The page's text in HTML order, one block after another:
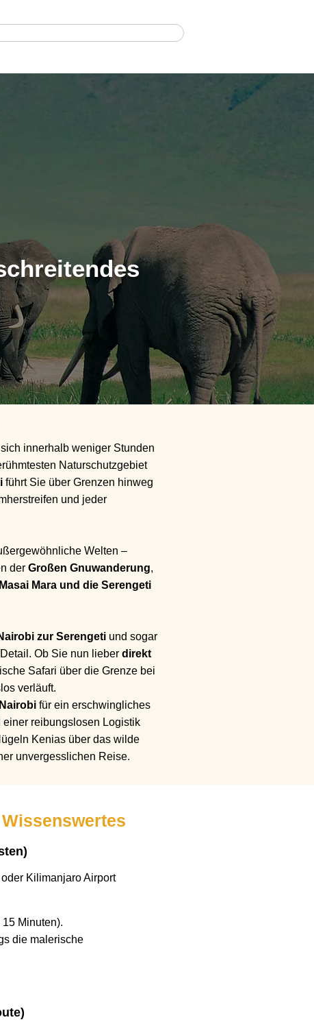
innerhalb weniger Stunden
Naturschutzgebiet
führt Sie über Grenzen hinweg
und jeder
Welten –
der Großen Gnuwanderung,
Masai Mara und die Serengeti
zur Serengeti und sogar
Ob Sie nun lieber direkt
Safari über die Grenze bei
verläuft.
für ein erschwingliches
reibungslosen Logistik
Kenias über das wilde
unvergesslichen Reise.
Kilimanjaro Airport
Minuten).
die malerische